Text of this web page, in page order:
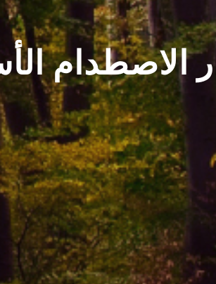
الاصطدام